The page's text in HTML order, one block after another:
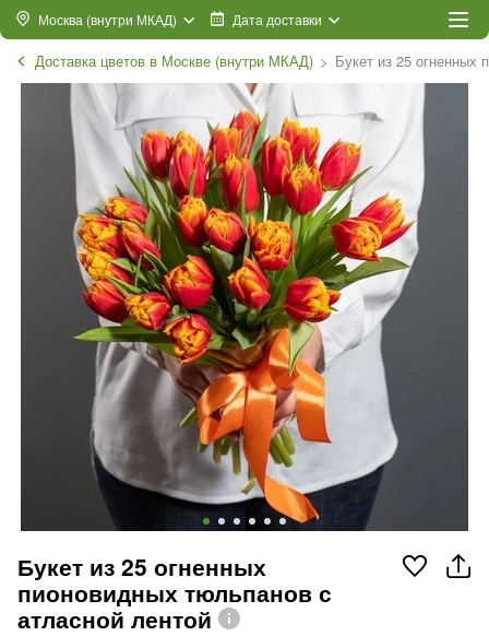
Москва (внутри МКАД) Дата доставки
Доставка цветов в Москве (внутри МКАД) Букет из 25 огненных
Букет из 25 огненных
пионовидных тюльпанов с
атласной лентой